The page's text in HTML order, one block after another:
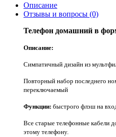
Описание
Отзывы и вопросы (0)
Телефон домашний в
Описание:
Симпатичный дизайн из
Повторный набор последнего
переключаемый
Функции: быстрого флэш на
Все старые телефонные кабели
этому телефону.